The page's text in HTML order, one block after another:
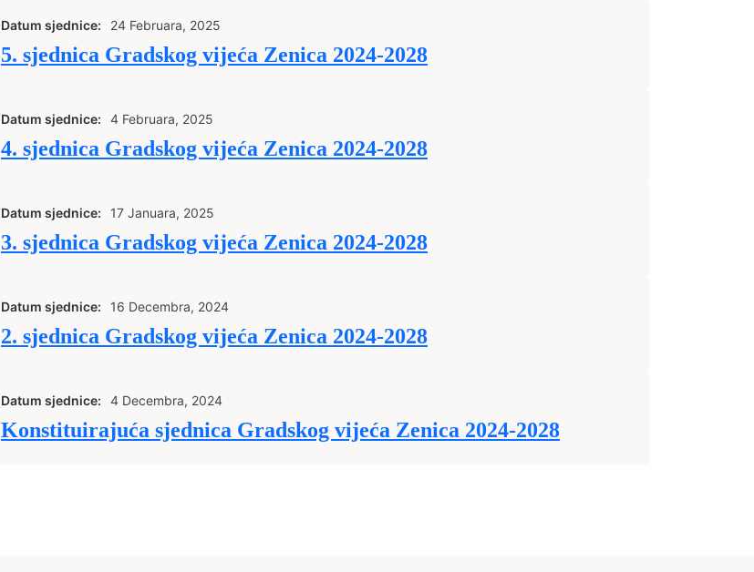
Datum sjednice: 24 Februara, 2025
5. sjednica Gradskog vijeća Zenica 2024-2028
Datum sjednice: 4 Februara, 2025
4. sjednica Gradskog vijeća Zenica 2024-2028
Datum sjednice: 17 Januara, 2025
3. sjednica Gradskog vijeća Zenica 2024-2028
Datum sjednice: 16 Decembra, 2024
2. sjednica Gradskog vijeća Zenica 2024-2028
Datum sjednice: 4 Decembra, 2024
Konstituirajuća sjednica Gradskog vijeća Zenica 2024-2028